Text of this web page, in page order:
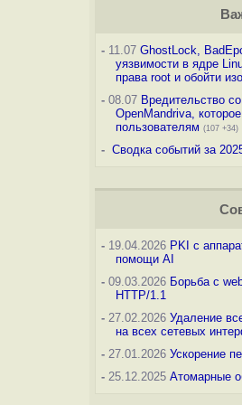
-11.07 GhostLock,
уязвимости в ядре
права root и обойти
-08.07 Вредительство
OpenMandriva,
пользователям (107 +34)
- Сводка событий за
-19.04.2026 PKI с
помощи AI
-09.03.2026 Борьба с
HTTP/1.1
-27.02.2026 Удаление
на всех сетевых
-27.01.2026 Ускорение
-25.12.2025 Атомарные